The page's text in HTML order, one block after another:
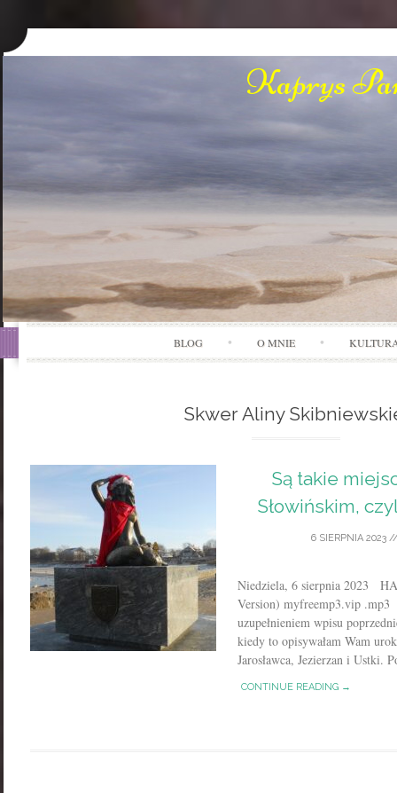
Kaprys
BLOG O MNIE
Skwer Aliny
Są takie
Słowińskim,
6 SIERPNIA 2023
Niedziela, 6 sierpnia 2023
Version) myfreemp3.vip
uzupełnieniem wpisu
kiedy to opisywałam Wam
Jarosławca, Jezierzan i Ustki.
CONTINUE READING →